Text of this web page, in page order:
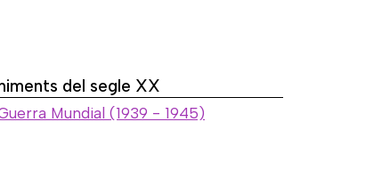
del segle XX
Mundial (1939 - 1945)